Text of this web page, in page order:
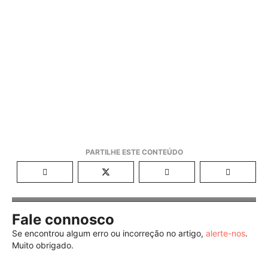
Fale connosco
Se encontrou algum erro ou incorreção no artigo, alerte-nos.
Muito obrigado.